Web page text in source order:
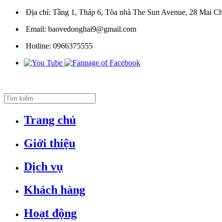
Địa chỉ: Tầng 1, Tháp 6, Tòa nhà The Sun Avenue, 28 Mai
Email: baovedonghai9@gmail.com
Hotline: 0966375555
Trang chủ
Giới thiệu
Dịch vụ
Khách hàng
Hoạt động